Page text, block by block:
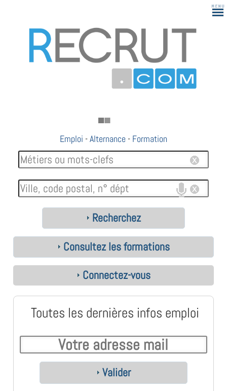
Emploi -Alternance - Formation
Recherchez
Consultez les formations
Connectez-vous
Toutes les dernières infos emploi
Valider